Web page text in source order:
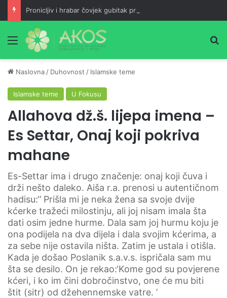
Meni
Naslovna / Duhovnost / Islamske teme
Islamske teme U Fokusu
Allahova dž.š. lijepa imena –
Es Settar, Onaj koji pokriva
mahane
Es-Settar ima i drugo značenje: onaj koji čuva i
drži nešto daleko. Aiša r.a. prenosi u autentičnom
hadisu:‘’ Prišla mi je neka žena sa svoje dvije
kćerke tražeći milostinju, ali joj nisam imala šta
dati osim jedne hurme. Dala sam joj hurmu koju je
ona podijela na dva dijela i dala svojim kćerima, a
za sebe nije ostavila ništa. Zatim je ustala i otišla.
Kada je došao Poslanik s.a.v.s. ispričala sam mu
šta se desilo. On je rekao:‘Kome god su povjerene
kćeri, i ko im čini dobročinstvo, one će mu biti
štit (sitr) od džehennemske vatre. ’